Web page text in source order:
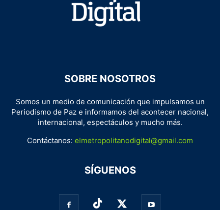
SOBRE NOSOTROS
Somos un medio de comunicación que impulsamos un
Periodismo de Paz e informamos del acontecer nacional,
internacional, espectáculos y mucho más.
Contáctanos: elmetropolitanodigital@gmail.com
SÍGUENOS